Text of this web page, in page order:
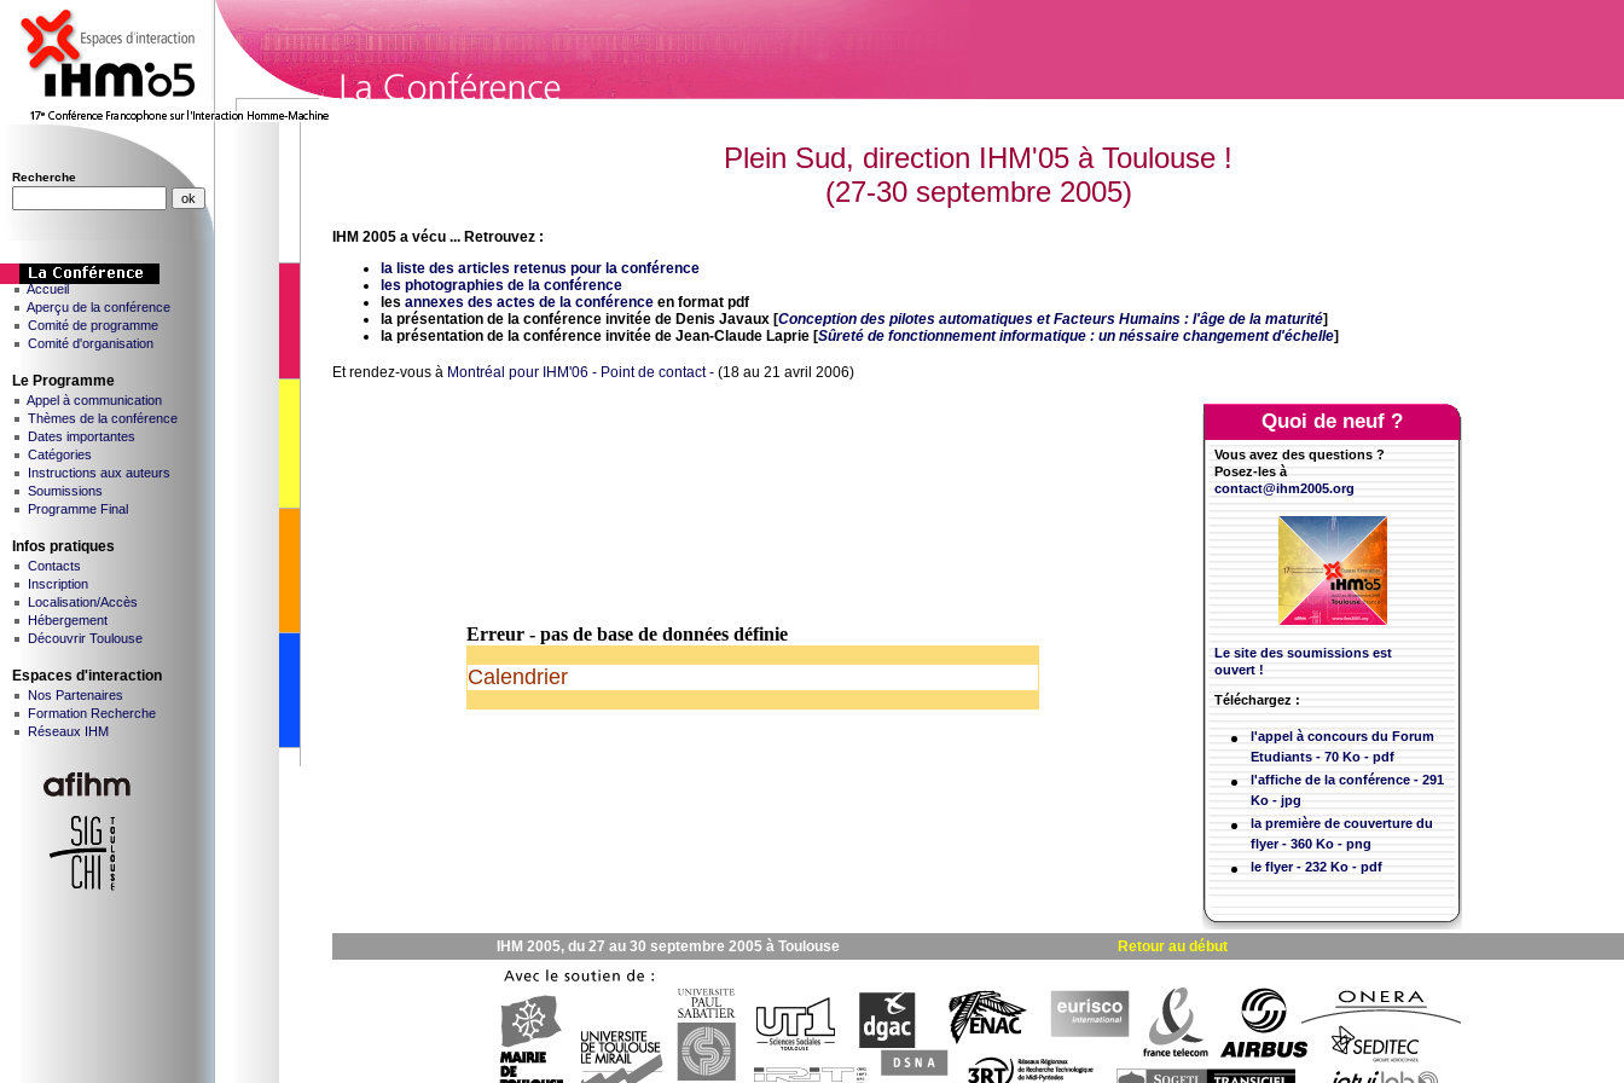
Accueil
Aperçu de la conférence
Comité de programme
Comité d'organisation
Le Programme
Appel à communication
Thèmes de la conférence
Dates importantes
Catégories
Instructions aux auteurs
Soumissions
Programme Final
Infos pratiques
Contacts
Inscription
Localisation/Accès
Hébergement
Découvrir Toulouse
Espaces d'interaction
Nos Partenaires
Formation Recherche
Réseaux IHM
Plein Sud, direction IHM'05 à Toulouse !
(27-30 septembre 2005)
IHM 2005 a vécu ... Retrouvez :
la liste des articles retenus pour la conférence
les photographies de la conférence
les annexes des actes de la conférence en format pdf
la présentation de la conférence invitée de Denis Javaux [Conception des pilotes automatiques et Facteurs Humains : l'âge de la maturité]
la présentation de la conférence invitée de Jean-Claude Laprie [Sûreté de fonctionnement informatique : un néssaire changement d'échelle]
Et rendez-vous à Montréal pour IHM'06 - Point de contact - (18 au 21 avril 2006)
Erreur - pas de base de données définie
Calendrier
Quoi de neuf ?
Vous avez des questions ?
Posez-les à
contact@ihm2005.org
Le site des soumissions est
ouvert !
Téléchargez :
l'appel à concours du Forum
Etudiants - 70 Ko - pdf
l'affiche de la conférence - 291
Ko - jpg
la première de couverture du
flyer - 360 Ko - png
le flyer - 232 Ko - pdf
IHM 2005, du 27 au 30 septembre 2005 à Toulouse Retour au début
Recherche